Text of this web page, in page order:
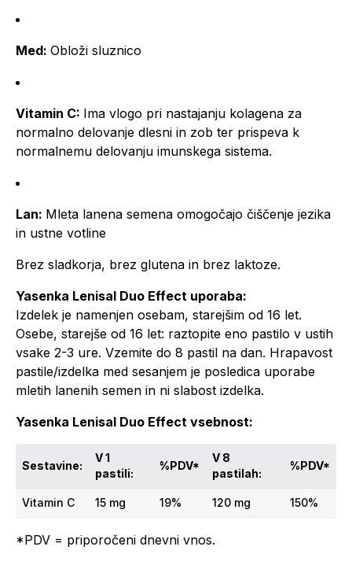
Med: Obloži sluznico
Vitamin C: Ima vlogo pri nastajanju kolagena za
normalno delovanje dlesni in zob ter prispeva k
normalnemu delovanju imunskega sistema.
Lan: Mleta lanena semena omogočajo čiščenje jezika
in ustne votline
Brez sladkorja, brez glutena in brez laktoze.
Yasenka Lenisal Duo Effect uporaba:
Izdelek je namenjen osebam, starejšim od 16 let.
Osebe, starejše od 16 let: raztopite eno pastilo v ustih
vsake 2-3 ure. Vzemite do 8 pastil na dan. Hrapavost
pastile/izdelka med sesanjem je posledica uporabe
mletih lanenih semen in ni slabost izdelka.
Yasenka Lenisal Duo Effect vsebnost:
Sestavine:
V 1
pastili:
%PDV*
V 8
pastilah:
%PDV*
Vitamin C 15 mg 19% 120 mg 150%
*PDV = priporočeni dnevni vnos.